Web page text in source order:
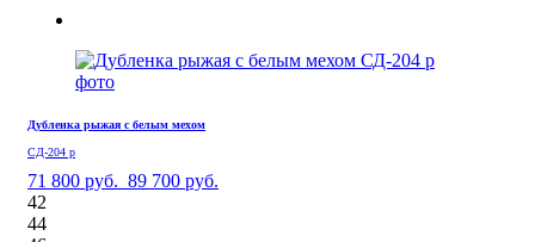
Дубленка рыжая с белым мехом
СД-204 р
71 800 руб. 89 700 руб.
42
44